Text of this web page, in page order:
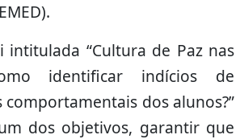
intitulada “Cultura de Paz nas
identificar indícios de
dos alunos?”
dos objetivos, garantir que